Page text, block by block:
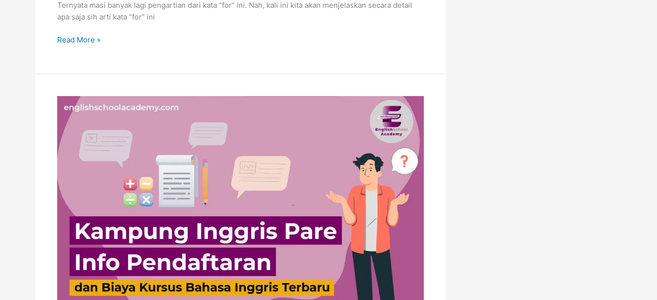
Ternyata masi banyak lagi pengartian dari kata “for” ini. Nah, kali ini kita akan menjelaskan secara detail
apa saja sih arti kata “for” ini
Read More »
Kampung
Inggris
Pare
Info
Biaya
Terbaru